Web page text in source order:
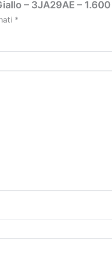
– 3JA29AE – 1.600
*